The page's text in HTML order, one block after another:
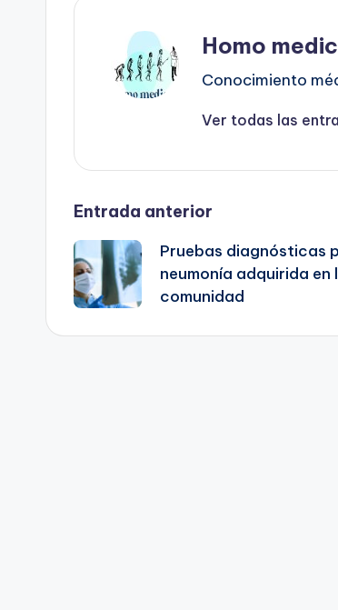
Homo
Conocimiento
Ver todas las
Navegación
de
entradas
Entrada anterior
Pruebas diagnósticas
neumonía adquirida en
comunidad